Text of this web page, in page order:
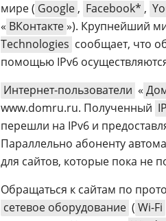
мире ( Google , Facebook* ,
« ВКонтакте»). Крупнейший
Technologies сообщает, что
помощью IPv6
Интернет-пользователи «
www.domru.ru. Полученный
перешли на IPv6 и
Параллельно абоненту
для сайтов, которые пока не
Обращаться к сайтам по
сетевое оборудование ( Wi-Fi